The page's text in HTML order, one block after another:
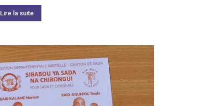
Lire la suite